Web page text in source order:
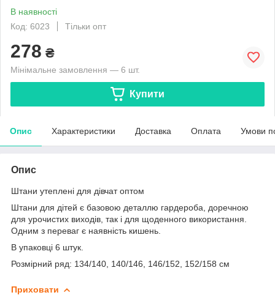
В наявності
Код: 6023
Тільки опт
278 ₴
Мінімальне замовлення — 6 шт.
Купити
Опис Характеристики Доставка Оплата Умови
Опис
Штани утеплені для дівчат оптом
Штани для дітей є базовою деталлю гардероба, доречною
для урочистих виходів, так і для щоденного використання.
Одним з переваг є наявність кишень.
В упаковці 6 штук.
Розмірний ряд: 134/140, 140/146, 146/152, 152/158 см
Приховати